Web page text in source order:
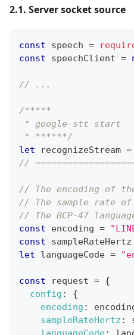
2.1. Server socket source
const speech =
const speechClient =
// ...
/*****
* google-stt start
* ******/
let recognizeStream =
//
// The encoding of
// The sample rate
// The BCP-47
const encoding =
const sampleRateHertz
let languageCode =
const request = {
config :
{
encoding :
sampleRateHertz :